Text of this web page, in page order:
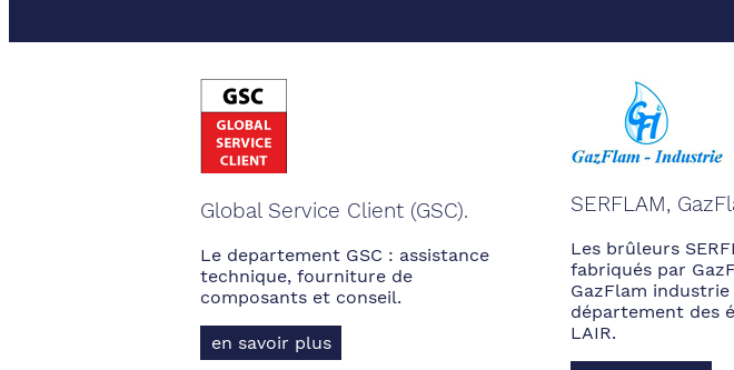
Global Service Client (GSC).
Le departement GSC : assistance
technique, fourniture de
composants et conseil.
en savoir plus
SERFLAM,
Les brûleurs
fabriqués par
GazFlam
département des
LAIR.